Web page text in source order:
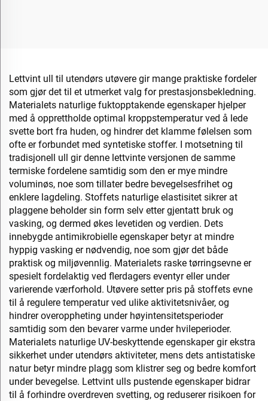
Lettvint ull til utendørs utøvere gir mange praktiske fordeler
som gjør det til et utmerket valg for prestasjonsbekledning.
Materialets naturlige fuktopptakende egenskaper hjelper
med å opprettholde optimal kroppstemperatur ved å lede
svette bort fra huden, og hindrer det klamme følelsen som
ofte er forbundet med syntetiske stoffer. I motsetning til
tradisjonell ull gir denne lettvinte versjonen de samme
termiske fordelene samtidig som den er mye mindre
voluminøs, noe som tillater bedre bevegelsesfrihet og
enklere lagdeling. Stoffets naturlige elastisitet sikrer at
plaggene beholder sin form selv etter gjentatt bruk og
vasking, og dermed økes levetiden og verdien. Dets
innebygde antimikrobielle egenskaper betyr at mindre
hyppig vasking er nødvendig, noe som gjør det både
praktisk og miljøvennlig. Materialets raske tørringsevne er
spesielt fordelaktig ved flerdagers eventyr eller under
varierende værforhold. Utøvere setter pris på stoffets evne
til å regulere temperatur ved ulike aktivitetsnivåer, og
hindrer overoppheting under høyintensitetsperioder
samtidig som den bevarer varme under hvileperioder.
Materialets naturlige UV-beskyttende egenskaper gir ekstra
sikkerhet under utendørs aktiviteter, mens dets antistatiske
natur betyr mindre plagg som klistrer seg og bedre komfort
under bevegelse. Lettvint ulls pustende egenskaper bidrar
til å forhindre overdreven svetting, og reduserer risikoen for